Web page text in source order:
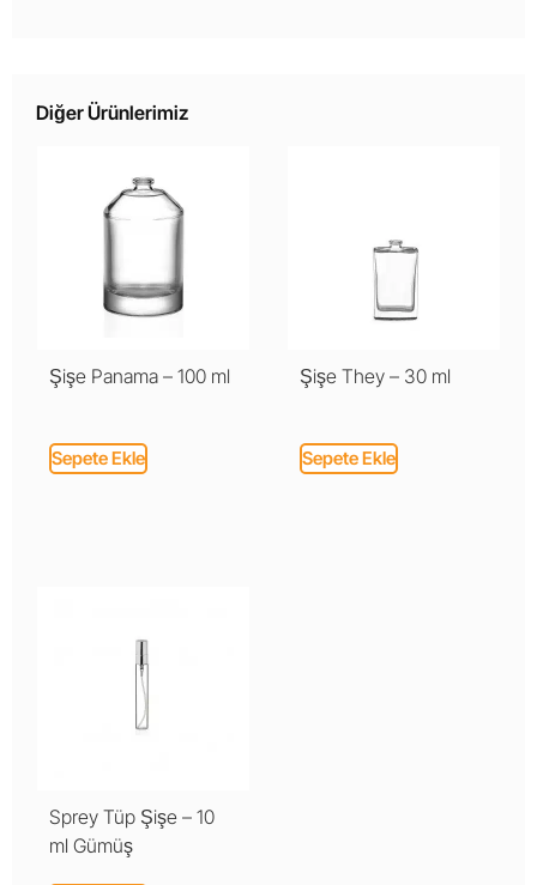
Diğer Ürünlerimiz
Şişe Panama – 100 ml
Sepete Ekle
Şişe They – 30 ml
Sepete Ekle
Sprey Tüp Şişe – 10
ml Gümüş